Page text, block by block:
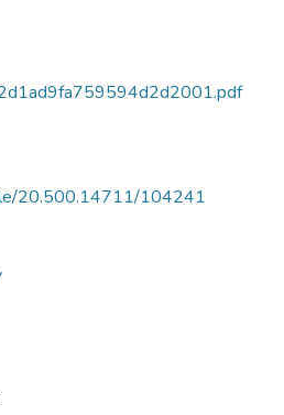
20.500.14711/104241